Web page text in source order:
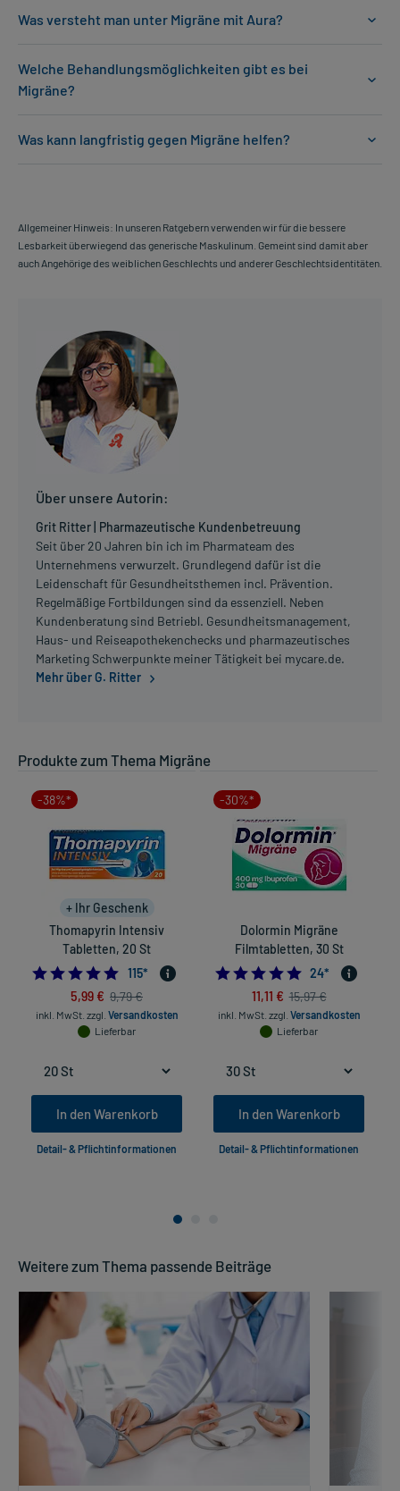
Was versteht man unter Migräne mit Aura?
Welche Behandlungsmöglichkeiten gibt es bei
Migräne?
Was kann langfristig gegen Migräne helfen?
Allgemeiner Hinweis: In unseren Ratgebern verwenden wir für die bessere
Lesbarkeit überwiegend das generische Maskulinum. Gemeint sind damit aber
auch Angehörige des weiblichen Geschlechts und anderer Geschlechtsidentitäten.
Über unsere Autorin:
Grit Ritter | Pharmazeutische Kundenbetreuung
Seit über 20 Jahren bin ich im Pharmateam des
Unternehmens verwurzelt. Grundlegend dafür ist die
Leidenschaft für Gesundheitsthemen incl. Prävention.
Regelmäßige Fortbildungen sind da essenziell. Neben
Kundenberatung sind Betriebl. Gesundheitsmanagement,
Haus- und Reiseapothekenchecks und pharmazeutisches
Marketing Schwerpunkte meiner Tätigkeit bei mycare.de.
Mehr über G. Ritter
Produkte zum Thema Migräne
-38%*
+ Ihr Geschenk
Thomapyrin Intensiv
Tabletten, 20 St
4.913043478260869
115*
5,99 € 9,79 €
inkl. MwSt. zzgl. Versandkosten
Lieferbar
In den Warenkorb
Detail- & Pflichtinformationen
-30%*
Dolormin Migräne
Filmtabletten, 30 St
4.92
24*
11,11 € 15,97 €
inkl. MwSt. zzgl. Versandkosten
Lieferbar
In den Warenkorb
Detail- & Pflichtinformationen
Weitere zum Thema passende Beiträge